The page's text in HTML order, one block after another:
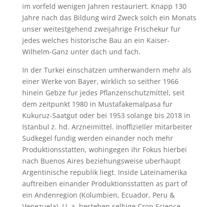
im vorfeld wenigen Jahren restauriert. Knapp 130
Jahre nach das Bildung wird Zweck solch ein Monats
unser weitestgehend zweijahrige Frischekur fur
jedes welches historische Bau an ein Kaiser-
Wilhelm-Ganz unter dach und fach.
In der Turkei einschatzen umherwandern mehr als
einer Werke von Bayer, wirklich so seither 1966
hinein Gebze fur jedes Pflanzenschutzmittel, seit
dem zeitpunkt 1980 in Mustafakemalpasa fur
Kukuruz-Saatgut oder bei 1953 solange bis 2018 in
Istanbul z. hd. Arzneimittel. Inoffizieller mitarbeiter
Sudkegel fundig werden einander noch mehr
Produktionsstatten, wohingegen ihr Fokus hierbei
nach Buenos Aires beziehungsweise uberhaupt
Argentinische republik liegt. Inside Lateinamerika
auftreiben einander Produktionsstatten as part of
ein Andenregion (Kolumbien, Ecuador, Peru &